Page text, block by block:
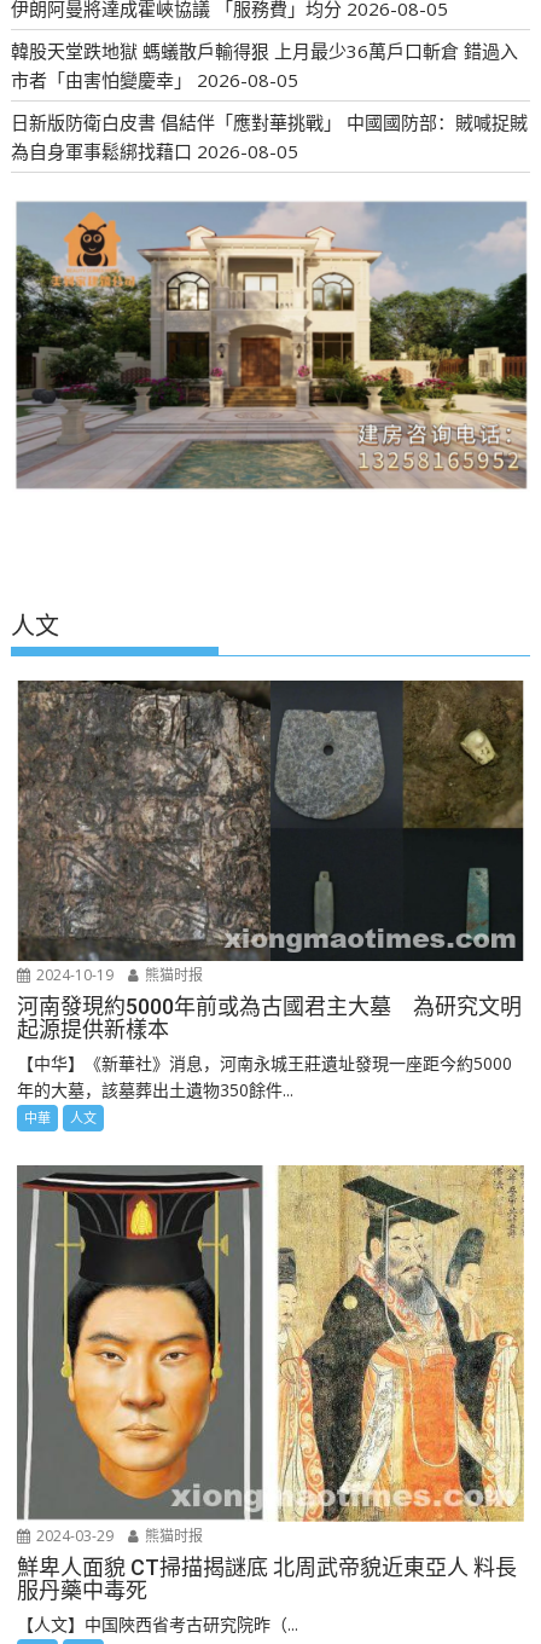
伊朗阿曼將達成霍峽協議 「服務費」均分 2026-08-05
韓股天堂跌地獄 螞蟻散戶輸得狠 上月最少36萬戶口斬倉 錯過入
市者「由害怕變慶幸」
2026-08-05
日新版防衛白皮書 倡結伴「應對華挑戰」 中國國防部：賊喊捉賊
為自身軍事鬆綁找藉口 2026-08-05
人文
2024-10-19 熊猫时报
河南發現約5000年前或為古國君主大墓 為研究文明
起源提供新樣本
【中华】《新華社》消息，河南永城王莊遺址發現一座距今約5000
年的大墓，該墓葬出土遺物350餘件...
中華 人文
2024-03-29 熊猫时报
鮮卑人面貌 CT掃描揭謎底 北周武帝貌近東亞人 料長
服丹藥中毒死
【人文】中国陜西省考古研究院昨（...